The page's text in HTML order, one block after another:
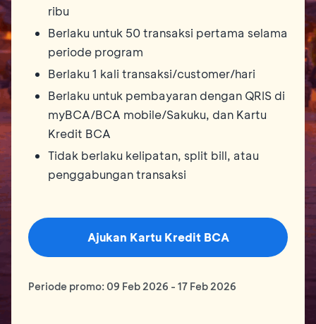
ribu
Berlaku untuk 50 transaksi pertama selama
periode program
Berlaku 1 kali transaksi/customer/hari
Berlaku untuk pembayaran dengan QRIS di
myBCA/BCA mobile/Sakuku, dan Kartu
Kredit BCA
Tidak berlaku kelipatan, split bill, atau
penggabungan transaksi
Ajukan Kartu Kredit BCA
Periode promo: 09 Feb 2026 - 17 Feb 2026